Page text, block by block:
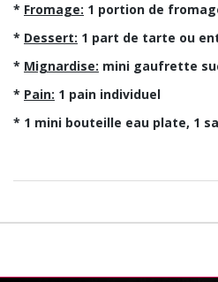
* Fromage: 1 portion de
* Dessert: 1 part de tarte ou
* Mignardise: mini gaufrette
* Pain: 1 pain individuel
* 1 mini bouteille eau plate, 1